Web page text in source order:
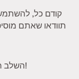
קודם כל,
תוודאו שאתם
השלב!